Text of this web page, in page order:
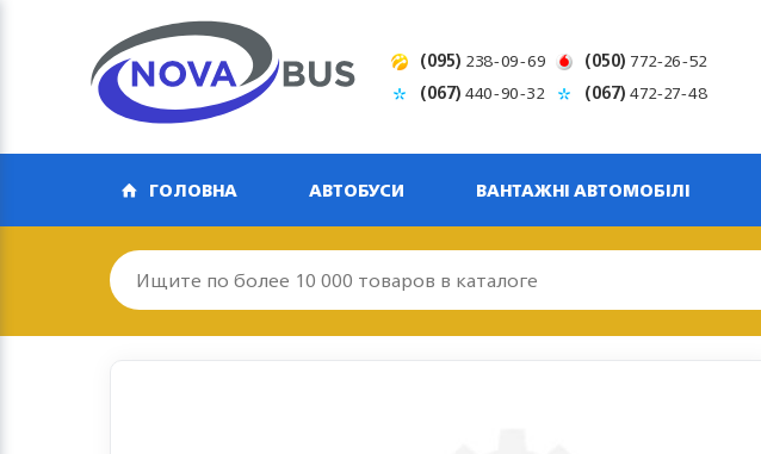
(095) 238-09-69 (050) 772-26-52
(067)440-90-32 (067)472-27-48
ГОЛОВНА АВТОБУСИ ВАНТАЖНІ АВТОМОБІЛІ